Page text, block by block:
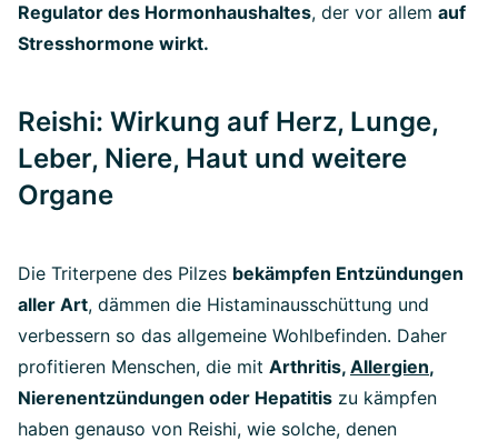
Regulator des Hormonhaushaltes, der vor allem auf
Stresshormone wirkt.
Reishi: Wirkung auf Herz, Lunge,
Leber, Niere, Haut und weitere
Organe
Die Triterpene des Pilzes bekämpfen Entzündungen
aller Art, dämmen die Histaminausschüttung und
verbessern so das allgemeine Wohlbefinden. Daher
profitieren Menschen, die mit Arthritis, Allergien,
Nierenentzündungen oder Hepatitis zu kämpfen
haben genauso von Reishi, wie solche, denen